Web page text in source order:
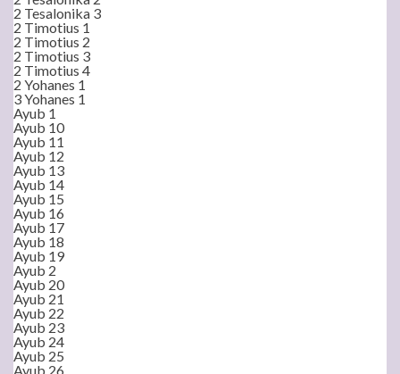
2 Tesalonika 3
2 Timotius 1
2 Timotius 2
2 Timotius 3
2 Timotius 4
2 Yohanes 1
3 Yohanes 1
Ayub 1
Ayub 10
Ayub 11
Ayub 12
Ayub 13
Ayub 14
Ayub 15
Ayub 16
Ayub 17
Ayub 18
Ayub 19
Ayub 2
Ayub 20
Ayub 21
Ayub 22
Ayub 23
Ayub 24
Ayub 25
Ayub 26